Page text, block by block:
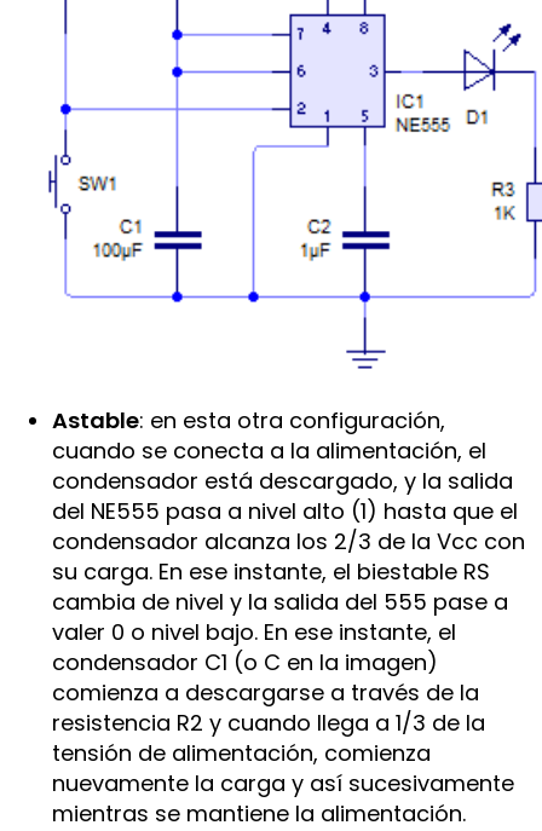
Astable: en esta otra configuración,
cuando se conecta a la alimentación, el
condensador está descargado, y la salida
del NE555 pasa a nivel alto (1) hasta que el
condensador alcanza los 2/3 de la Vcc con
su carga. En ese instante, el biestable RS
cambia de nivel y la salida del 555 pase a
valer 0 o nivel bajo. En ese instante, el
condensador C1 (o C en la imagen)
comienza a descargarse a través de la
resistencia R2 y cuando llega a 1/3 de la
tensión de alimentación, comienza
nuevamente la carga y así sucesivamente
mientras se mantiene la alimentación.